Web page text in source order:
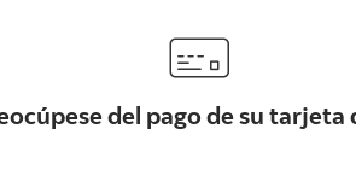
del pago de su tarjeta